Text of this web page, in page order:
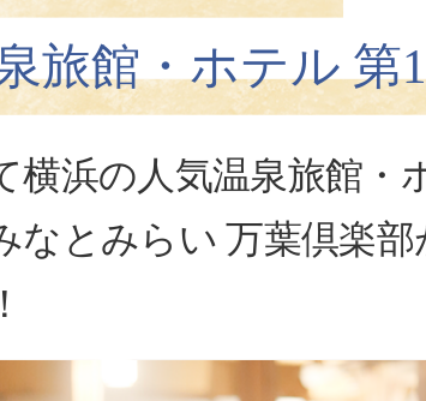
横浜の人気温泉旅館・
なとみらい 万葉倶楽部
旅館・ホテル 第